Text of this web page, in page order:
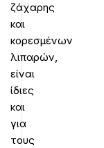
ζάχαρης
και
κορεσμένων
λιπαρών,
είναι
ίδιες
και
για
τους